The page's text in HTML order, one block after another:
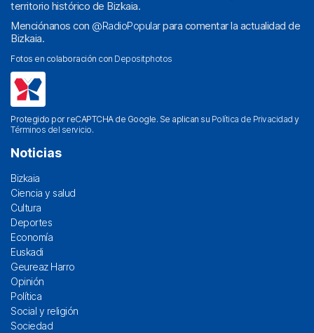
territorio histórico de Bizkaia.
Menciónanos con @RadioPopularpara comentar la actualidad de
Bizkaia.
Fotos en colaboración con Depositphotos
Protegido por reCAPTCHA de Google. Se aplican su Política de Privacidad y
Términos del servicio.
Noticias
Bizkaia
Ciencia y salud
Cultura
Deportes
Economía
Euskadi
Geureaz Harro
Opinión
Política
Social y religión
Sociedad